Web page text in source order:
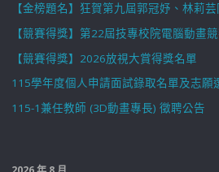
【金榜題名】狂賀第九屆郭冠妤、林莉
【競賽得獎】第22屆技專校院電腦動畫
【競賽得獎】2026放視大賞得獎名單
115學年度個人申請面試錄取名單及志願
115-1兼任教師 (3D動畫專長) 徵聘公告